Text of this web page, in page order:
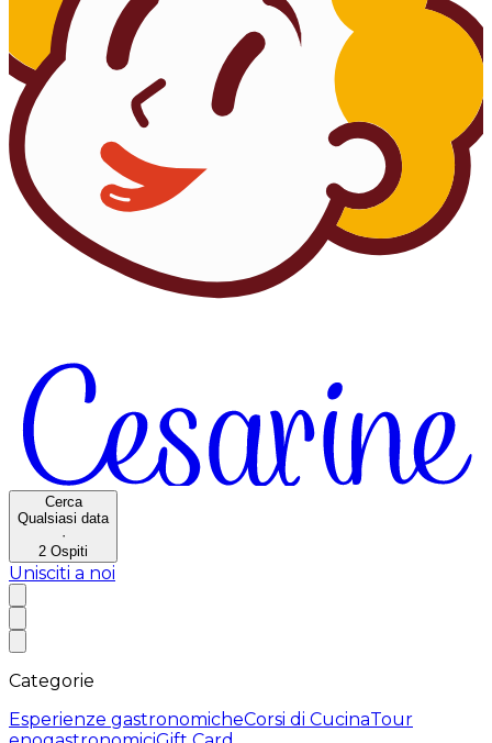
Cerca
Qualsiasi data
·
2 Ospiti
Unisciti a noi
Categorie
Esperienze gastronomicheCorsi di CucinaTour